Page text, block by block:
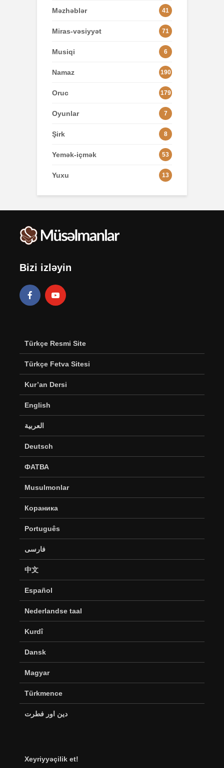
Məzhəblər 41
Miras-vəsiyyət 71
Musiqi 6
Namaz 190
Oruc 179
Oyunlar 7
Şirk 8
Yemək-içmək 53
Yuxu 13
Bizi izləyin
Türkçe Resmi Site
Türkçe Fetva Sitesi
Kur’an Dersi
English
العربية
Deutsch
ФАТВА
Musulmonlar
Кораника
Português
فارسی
中文
Español
Nederlandse taal
Kurdî
Dansk
Magyar
Türkmence
دین اور فطرت
Xeyriyyəçilik et!